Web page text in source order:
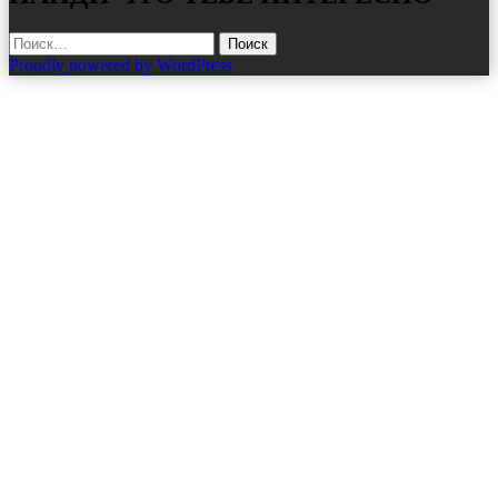
Найти:
Proudly powered by WordPress